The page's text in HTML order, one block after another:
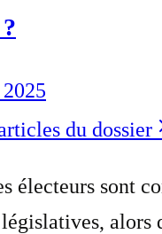
du dossier
électeurs sont
alors